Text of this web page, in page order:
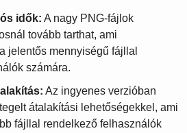
idők: A nagy PNG-fájlok
tovább tarthat, ami
jelentős mennyiségű fájllal
számára.
Az ingyenes verzióban
átalakítási lehetőségekkel, ami
fájllal rendelkező felhasználók